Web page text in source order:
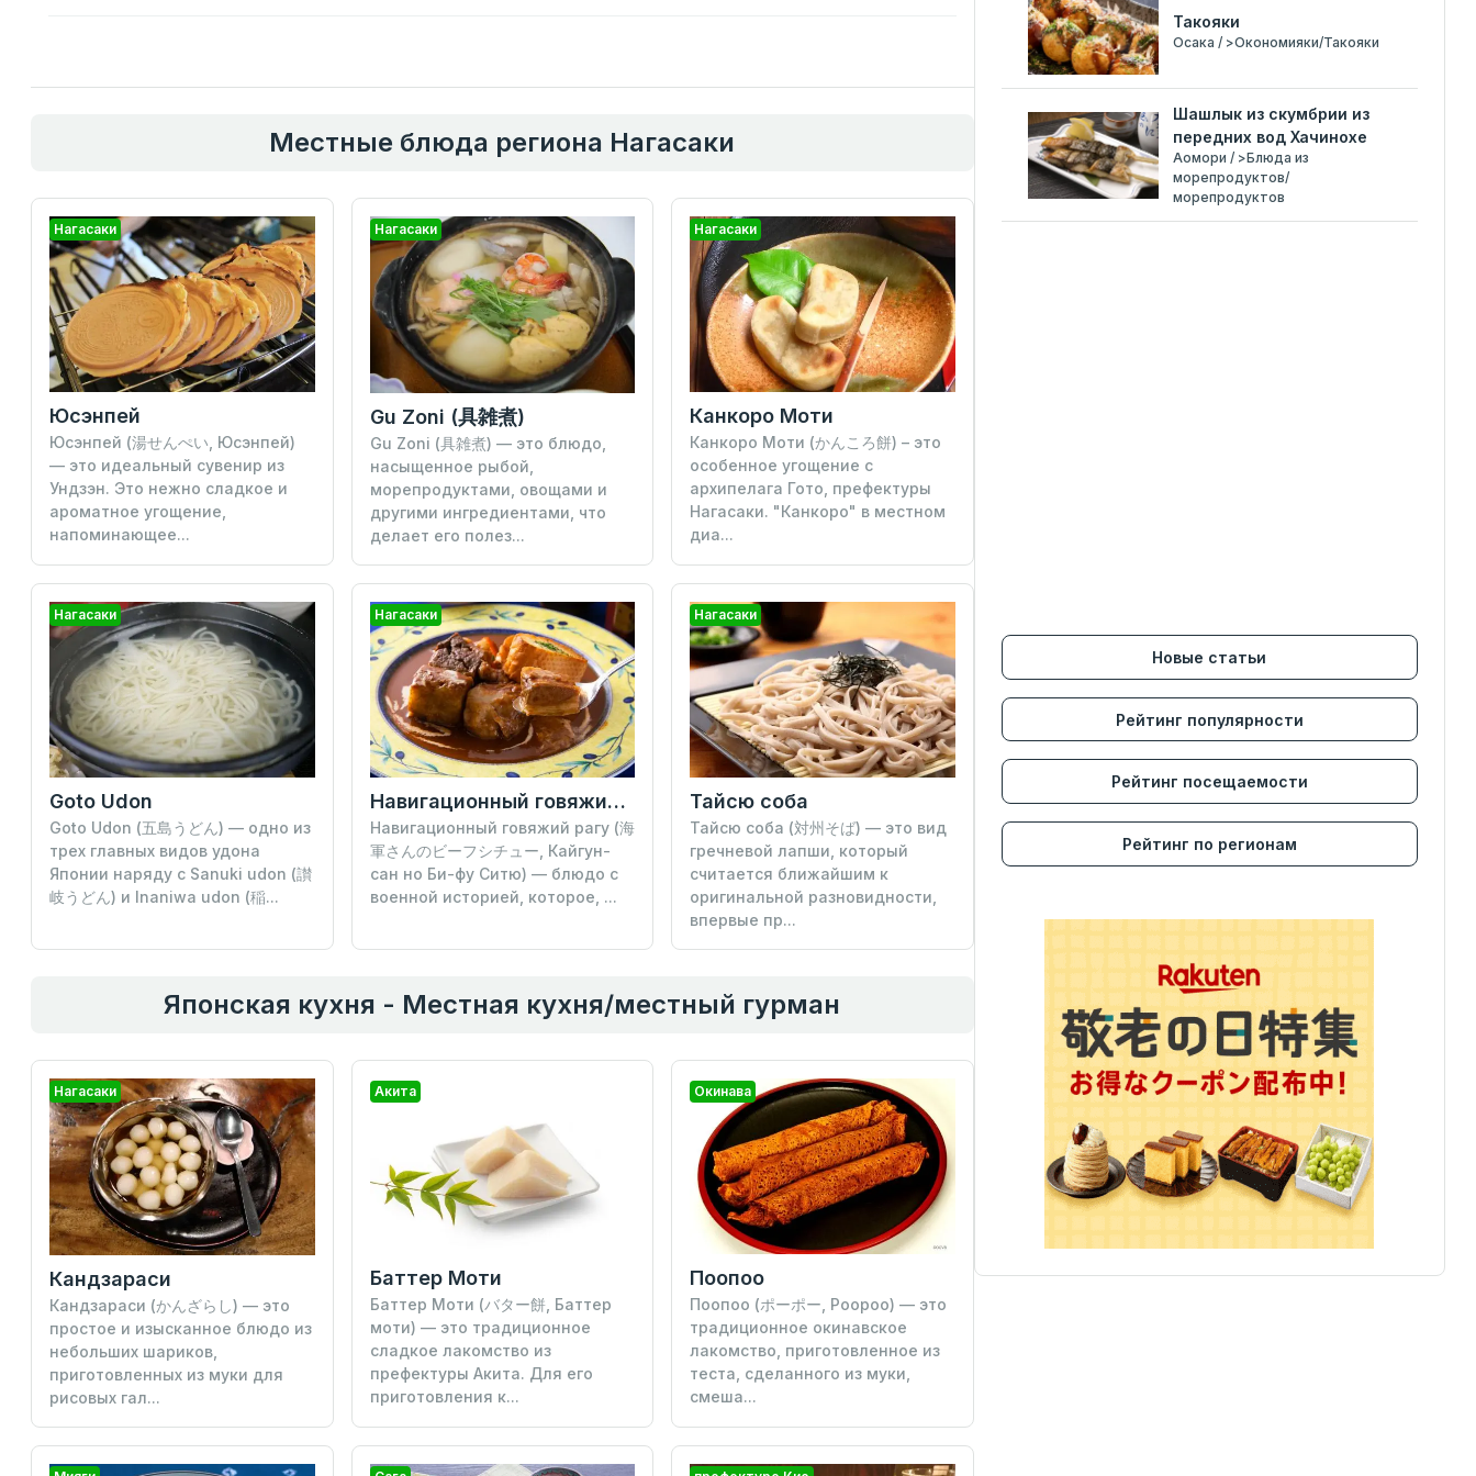
Местные блюда региона Нагасаки
Нагасаки
Юсэнпей
Юсэнпей (湯せんぺい, Юсэнпей)
— это идеальный сувенир из
Ундзэн. Это нежно сладкое и
ароматное угощение,
напоминающее...
Нагасаки
Gu Zoni (具雑煮)
Gu Zoni (具雑煮) — это блюдо,
насыщенное рыбой,
морепродуктами, овощами и
другими ингредиентами, что
делает его полез...
Нагасаки
Канкоро Моти
Канкоро Моти (かんころ餅) – это
особенное угощение с
архипелага Гото, префектуры
Нагасаки. "Канкоро" в местном
диа...
Нагасаки
Goto Udon
Goto Udon (五島うどん) — одно из
трех главных видов удона
Японии наряду с Sanuki udon (讃
岐うどん) и Inaniwa udon (稲...
Нагасаки
Навигационный говяжий рагу
Навигационный говяжий рагу (海
軍さんのビーフシチュー, Кайгун-
сан но Би-фу Ситю) — блюдо с
военной историей, которое, ...
Нагасаки
Тайсю соба
Тайсю соба (対州そば) — это вид
гречневой лапши, который
считается ближайшим к
оригинальной разновидности,
впервые пр...
Японская кухня - Местная кухня/местный гурман
Нагасаки
Кандзараси
Кандзараси (かんざらし) — это
простое и изысканное блюдо из
небольших шариков,
приготовленных из муки для
рисовых гал...
Акита
Баттер Моти
Баттер Моти (バター餅, Баттер
моти) — это традиционное
сладкое лакомство из
префектуры Акита. Для его
приготовления к...
Окинава
Поопоо
Поопоо (ポーポー, Poopoo) — это
традиционное окинавское
лакомство, приготовленное из
теста, сделанного из муки,
смеша...
Такояки
Осака / >Окономияки/Такояки
Шашлык из скумбрии из
передних вод Хачинохе
Аомори / >Блюда из
морепродуктов/
морепродуктов
Новые статьи
Рейтинг популярности
Рейтинг посещаемости
Рейтинг по регионам